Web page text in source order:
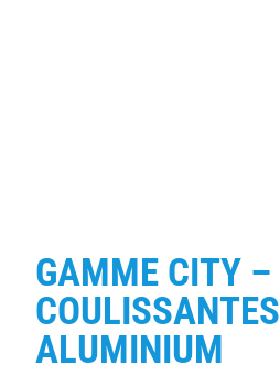
GAMME CITY –
COULISSANTES
ALUMINIUM